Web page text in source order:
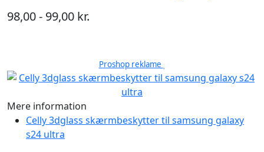
98,00 - 99,00 kr.
Proshop reklame
Mere information
Celly 3dglass skærmbeskytter til samsung galaxy
s24 ultra